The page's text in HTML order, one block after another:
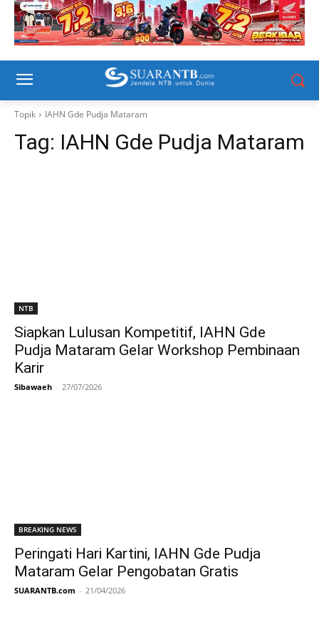
Topik IAHN Gde Pudja Mataram
Tag: IAHN Gde Pudja Mataram
NTB
Siapkan Lulusan Kompetitif, IAHN Gde
Pudja Mataram Gelar Workshop Pembinaan
Karir
Sibawaeh - 27/07/2026
BREAKING NEWS
Peringati Hari Kartini, IAHN Gde Pudja
Mataram Gelar Pengobatan Gratis
SUARANTB.com - 21/04/2026